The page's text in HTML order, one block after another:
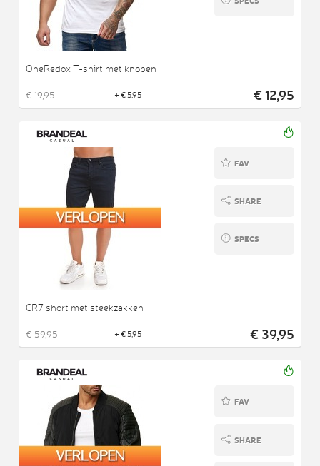
OneRedox T-shirt met knopen
€ 19,95 + € 5,95 € 12,95
FAV
SHARE
SPECS
CR7 short met steekzakken
€ 59,95 + € 5,95 € 39,95
FAV
SHARE